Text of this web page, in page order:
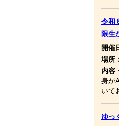
令和
限生
開催
場所
内容
身が
いて
ゆっ